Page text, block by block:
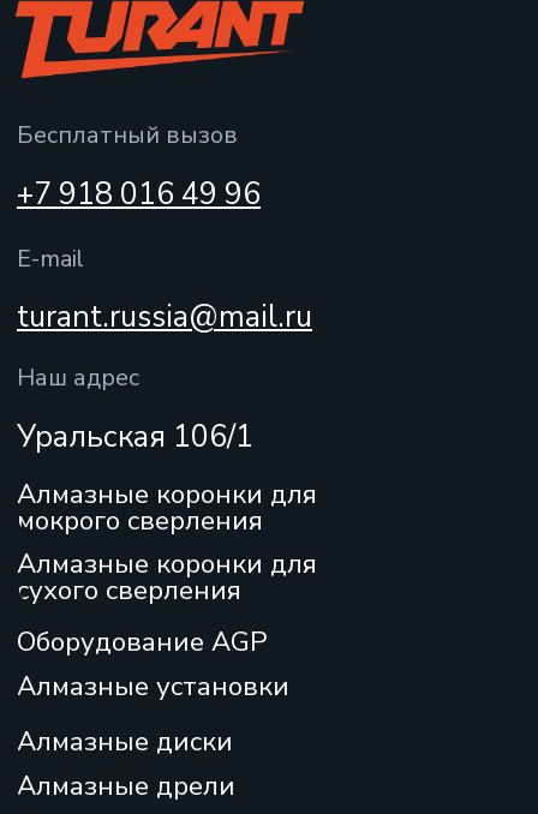
Мы онлайн:
+7
Любая информация, представленная на данном
сайте, носит исключительно информационный
Все права защищены 2025
Контакты
Нажимая кнопку “Отправить”, Вы даете
согласие на обработку персональных данныхи
соглашаетесь с нашейполитикой
Политика
конфиденциальности
Согласие на обработку персональных данных
Отказ от ответственности